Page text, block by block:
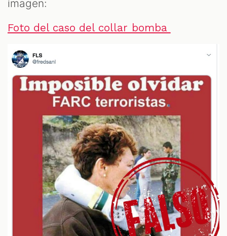
imagen:
Foto del caso del collar bomba